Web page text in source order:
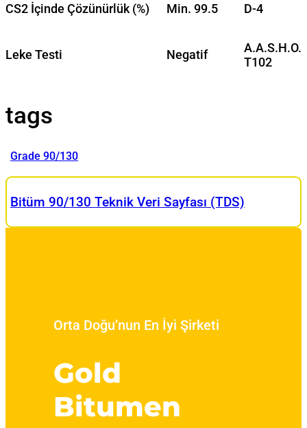
CS2 İçinde Çözünürlük (%) Min. 99.5 D-4
Leke Testi Negatif
A.A.S.H.O.
T102
tags
Grade 90/130
Bitüm 90/130 Teknik Veri Sayfası (TDS)
Orta Doğu’nun En İyi Şirketi
Gold
Bitumen